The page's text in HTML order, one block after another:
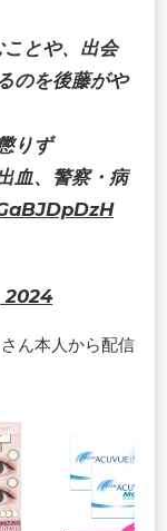
とや、出会
のを後藤がや
りず
血、警察・病
2024
ん本人から配信